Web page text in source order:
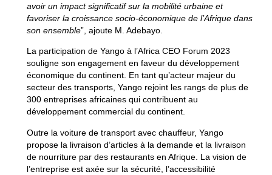
avoir un impact significatif sur la mobilité urbaine et
favoriser la croissance socio-économique de l’Afrique dans
son ensemble”, ajoute M. Adebayo.
La participation de Yango à l’Africa CEO Forum 2023
souligne son engagement en faveur du développement
économique du continent. En tant qu’acteur majeur du
secteur des transports, Yango rejoint les rangs de plus de
300 entreprises africaines qui contribuent au
développement commercial du continent.
Outre la voiture de transport avec chauffeur, Yango
propose la livraison d’articles à la demande et la livraison
de nourriture par des restaurants en Afrique. La vision de
l’entreprise est axée sur la sécurité, l’accessibilité